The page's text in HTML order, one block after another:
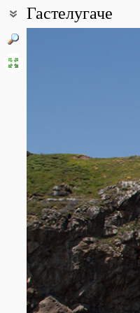
Гастелугаче
каменной дамбой,